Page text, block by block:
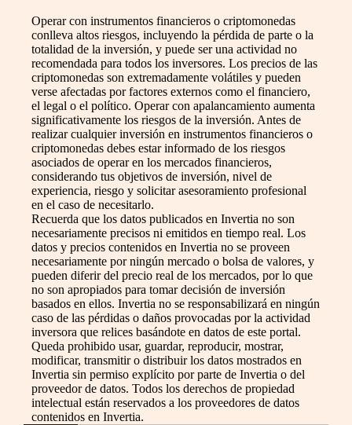
Operar con instrumentos financieros o criptomonedas
conlleva altos riesgos, incluyendo la pérdida de parte o la
totalidad de la inversión, y puede ser una actividad no
recomendada para todos los inversores. Los precios de las
criptomonedas son extremadamente volátiles y pueden
verse afectadas por factores externos como el financiero,
el legal o el político. Operar con apalancamiento aumenta
significativamente los riesgos de la inversión. Antes de
realizar cualquier inversión en instrumentos financieros o
criptomonedas debes estar informado de los riesgos
asociados de operar en los mercados financieros,
considerando tus objetivos de inversión, nivel de
experiencia, riesgo y solicitar asesoramiento profesional
en el caso de necesitarlo.
Recuerda que los datos publicados en Invertia no son
necesariamente precisos ni emitidos en tiempo real. Los
datos y precios contenidos en Invertia no se proveen
necesariamente por ningún mercado o bolsa de valores, y
pueden diferir del precio real de los mercados, por lo que
no son apropiados para tomar decisión de inversión
basados en ellos. Invertia no se responsabilizará en ningún
caso de las pérdidas o daños provocadas por la actividad
inversora que relices basándote en datos de este portal.
Queda prohibido usar, guardar, reproducir, mostrar,
modificar, transmitir o distribuir los datos mostrados en
Invertia sin permiso explícito por parte de Invertia o del
proveedor de datos. Todos los derechos de propiedad
intelectual están reservados a los proveedores de datos
contenidos en Invertia.